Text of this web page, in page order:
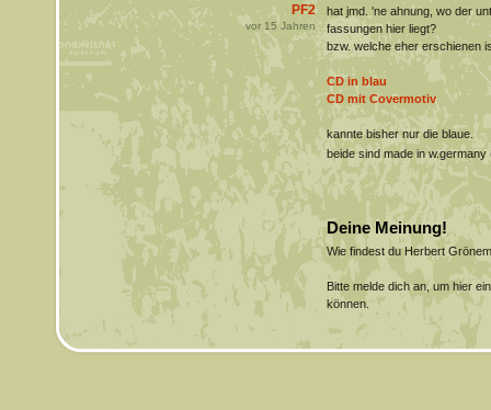
PF2
vor15Jahren
hat jmd. 'ne ahnung, wo der
fassungen hier liegt?
bzw. welche eher erschienen
CD in blau
CD mit Covermotiv
kannte bisher nur die blaue.
beide sind made in
Deine Meinung!
Wie findest du Herbert
Bitte melde dich an, um hier
können.